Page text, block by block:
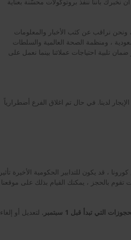
، ونحن نراقب عن كثب الأخبار والمعلومات
، ومنظمة الصحة العالمية والسلطات
تلبية احتياجات عملائنا بينما نعمل على
لدينا. في حال تم اغلاق الفرع أضطرارياً
، قد يكون للتدابير الحكومية الأخيرة تأثير
بالحجز ، يمكنك القيام بذلك على موقعنا
التي تبدأ قبل 1 سبتمبر.
لتعديل أو إلغاء